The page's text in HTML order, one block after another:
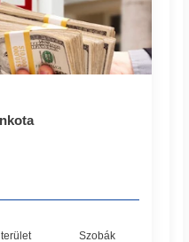
Szobák